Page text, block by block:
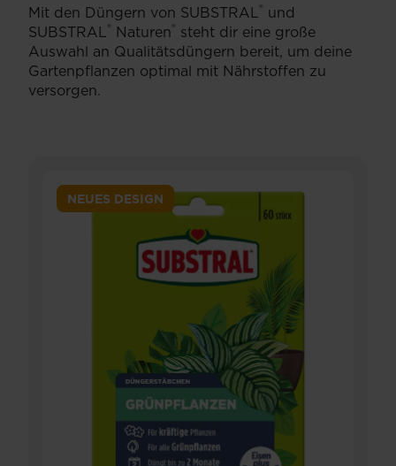
Mit den Düngern von SUBSTRAL® ️ und
SUBSTRAL® ️ Naturen® ️ steht dir eine große
Auswahl an Qualitätsdüngern bereit, um deine
Gartenpflanzen optimal mit Nährstoffen zu
versorgen.
NEUES DESIGN